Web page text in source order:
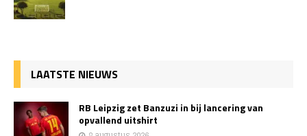
LAATSTE NIEUWS
RB Leipzig zet Banzuzi in bij lancering van
opvallend uitshirt